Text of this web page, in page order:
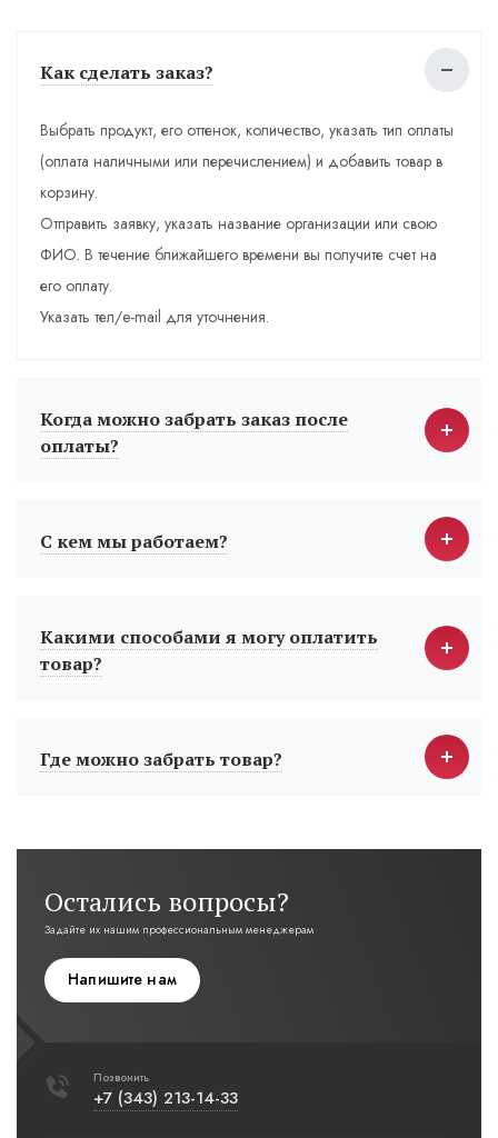
Как сделать заказ?
Выбрать продукт, его оттенок, количество, указать тип оплаты
(оплата наличными или перечислением) и добавить товар в
корзину.
Отправить заявку, указать название организации или свою
ФИО. В течение ближайшего времени вы получите счет на
его оплату.
Указать тел/e-mail для уточнения.
Когда можно забрать заказ после
оплаты?
С кем мы работаем?
Какими способами я могу оплатить
товар?
Где можно забрать товар?
Остались вопросы?
Задайте их нашим профессиональным менеджерам
Напишите нам
Позвонить
+7 (343) 213-14-33